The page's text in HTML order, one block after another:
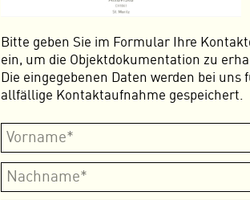
Bitte geben Sie im Formular Ihre
ein, um die Objektdokumentation zu
Die eingegebenen Daten werden bei uns
allfällige Kontaktaufnahme gespeichert.